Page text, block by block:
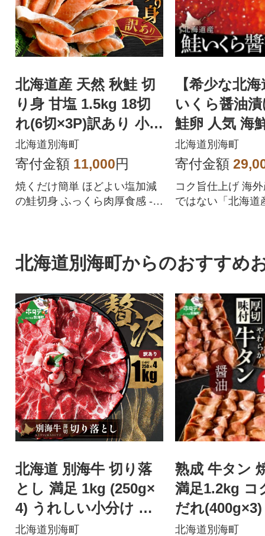
北海道産 天然 秋鮭 切
り身 甘塩 1.5kg 18切
れ(6切×3P)訳あり 小分
けで便利シャケ切身
北海道別海町
寄付金額 11,000円
焼くだけ簡単 ほどよい塩加減
の鮭切身 ふっくら肉厚食感 -
【希少な北
いくら醤油
鮭卵 人気 海
丼 国産 別海
北海道別海町
寄付金額
コク旨仕上げ 海
ではない「北海道
北海道別海町からのおすすめ
北海道 別海牛 切り落
とし 満足 1kg (250g×
4) うれしい小分け 訳
あり 国産 冷凍
北海道別海町
熟成 牛タン
満足1.2kg コ
だれ
厚切りスラ
北海道別海町